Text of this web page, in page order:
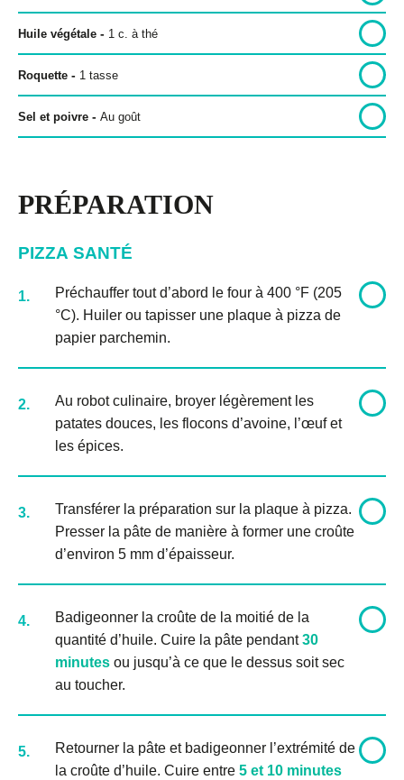
Huile végétale - 1 c. à thé
Roquette - 1 tasse
Sel et poivre - Au goût
PRÉPARATION
PIZZA SANTÉ
1.
Préchauffer tout d’abord le four à 400 °F (205
°C). Huiler ou tapisser une plaque à pizza de
papier parchemin.
2.
Au robot culinaire, broyer légèrement les
patates douces, les flocons d’avoine, l’œuf et
les épices.
3.
Transférer la préparation sur la plaque à pizza.
Presser la pâte de manière à former une croûte
d’environ 5 mm d’épaisseur.
4.
Badigeonner la croûte de la moitié de la
quantité d’huile. Cuire la pâte pendant30
minutes ou jusqu’à ce que le dessus soit sec
au toucher.
5.
Retourner la pâte et badigeonner l’extrémité de
la croûte d’huile. Cuire entre5 et 10 minutes